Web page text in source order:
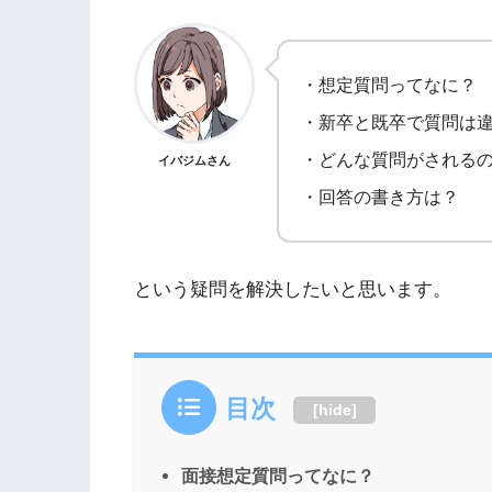
イバジムさん
・想定質問ってなに？
・新卒と既卒で質問は
・どんな質問がされる
・回答の書き方は？
という疑問を解決したいと思います。
目次 [hide]
面接想定質問ってなに？